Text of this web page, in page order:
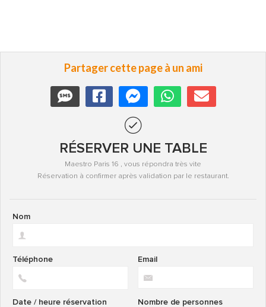
Partager cette page à un ami
RÉSERVER UNE TABLE
Maestro Paris 16 , vous répondra très vite
Réservation à confirmer après validation par le restaurant.
Nom
Email
Téléphone
Nombre de personnes
Date / heure réservation